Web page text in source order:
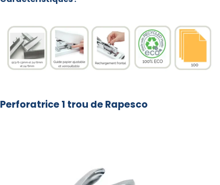
Perforatrice 1 trou de Rapesco